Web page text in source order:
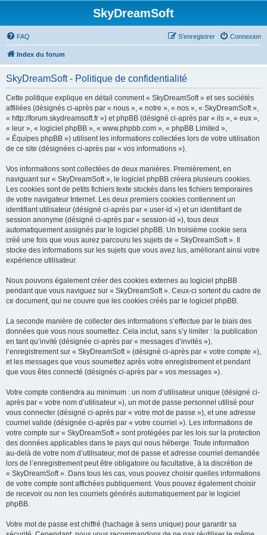
SkyDreamSoft
FAQ Connexion
S’enregistrer
Index du forum
SkyDreamSoft - Politique de confidentialité
Cette politique explique en détail comment « SkyDreamSoft » et ses sociétés
affiliées (désignés ci-après par « nous », « notre », « nos », « SkyDreamSoft »,
« http://forum.skydreamsoft.fr ») et phpBB (désigné ci-après par « ils », « eux »,
« leur », « logiciel phpBB », « www.phpbb.com », « phpBB Limited »,
« Équipes phpBB ») utilisent les informations collectées lors de votre utilisation
de ce site (désignées ci-après par « vos informations »).
Vos informations sont collectées de deux manières. Premièrement, en
naviguant sur « SkyDreamSoft », le logiciel phpBB créera plusieurs cookies.
Les cookies sont de petits fichiers texte stockés dans les fichiers temporaires
de votre navigateur Internet. Les deux premiers cookies contiennent un
identifiant utilisateur (désigné ci-après par « user-id ») et un identifiant de
session anonyme (désigné ci-après par « session-id »), tous deux
automatiquement assignés par le logiciel phpBB. Un troisième cookie sera
créé une fois que vous aurez parcouru les sujets de « SkyDreamSoft ». Il
stocke des informations sur les sujets que vous avez lus, améliorant ainsi votre
expérience utilisateur.
Nous pouvons également créer des cookies externes au logiciel phpBB
pendant que vous naviguez sur « SkyDreamSoft ». Ceux-ci sortent du cadre de
ce document, qui ne couvre que les cookies créés par le logiciel phpBB.
La seconde manière de collecter des informations s’effectue par le biais des
données que vous nous soumettez. Cela inclut, sans s’y limiter : la publication
en tant qu’invité (désignée ci-après par « messages d’invités »),
l’enregistrement sur « SkyDreamSoft » (désigné ci-après par « votre compte »),
et les messages que vous soumettez après votre enregistrement et pendant
que vous êtes connecté (désignés ci-après par « vos messages »).
Votre compte contiendra au minimum : un nom d’utilisateur unique (désigné ci-
après par « votre nom d’utilisateur »), un mot de passe personnel utilisé pour
vous connecter (désigné ci-après par « votre mot de passe »), et une adresse
courriel valide (désignée ci-après par « votre courriel »). Les informations de
votre compte sur « SkyDreamSoft » sont protégées par les lois sur la protection
des données applicables dans le pays qui nous héberge. Toute information
au-delà de votre nom d’utilisateur, mot de passe et adresse courriel demandée
lors de l’enregistrement peut être obligatoire ou facultative, à la discrétion de
« SkyDreamSoft ». Dans tous les cas, vous pouvez choisir quelles informations
de votre compte sont affichées publiquement. Vous pouvez également choisir
de recevoir ou non les courriels générés automatiquement par le logiciel
phpBB.
Votre mot de passe est chiffré (hachage à sens unique) pour garantir sa